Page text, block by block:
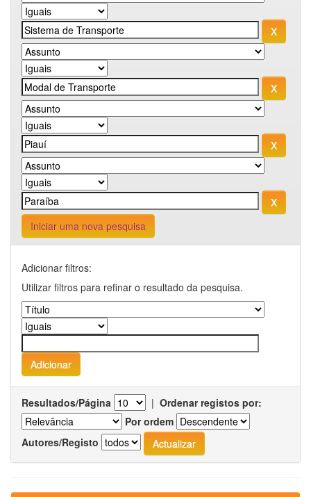
Iniciar uma nova pesquisa
Adicionar filtros:
Utilizar filtros para refinar o resultado da pesquisa.
Resultados/Página | Ordenar registos por:
Por ordem
Autores/Registo